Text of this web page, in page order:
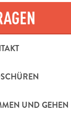
UND GEHEN
Vignerons du
drei